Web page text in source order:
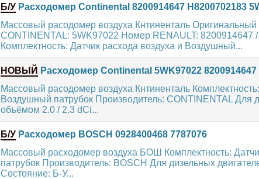
Б/У Расходомер Continental 8200914647 H8200702183
Массовый расодомер воздуха Кнтиненталь
CONTINENTAL: 5WK97022 Номер RENAULT: 8200914647
Комплектность: Датчик расхода воздуха и Воздушный...
НОВЫЙ Расходомер Continental 5WK97022 8200914647
Массовый расодомер воздуха Кнтиненталь
Воздушный патрубок Производитель: CONTINENTAL Для
объёмом 2.0 / 2.3 dCi...
Б/У Расходомер BOSCH 0928400468 7787076
Массовый расходомер воздуха БОШ Комплектность:
патрубок Производитель: BOSCH Для дизельных
Состояние: Б-У...